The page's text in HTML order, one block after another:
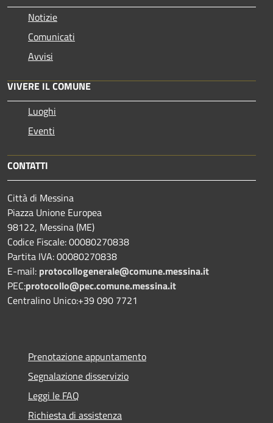
Notizie
Comunicati
Avvisi
VIVERE IL COMUNE
Luoghi
Eventi
CONTATTI
Città di Messina
Piazza Unione Europea
98122, Messina (ME)
Codice Fiscale: 00080270838
Partita IVA: 00080270838
E-mail: protocollogenerale@comune.messina.it
PEC:protocollo@pec.comune.messina.it
Centralino Unico:+39 090 7721
Prenotazione appuntamento
Segnalazione disservizio
Leggi le FAQ
Richiesta di assistenza